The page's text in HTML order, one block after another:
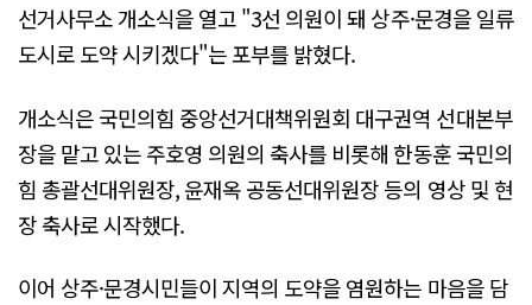
선거사무소 개소식을 열고 "3선 의원이 돼 상주·문경을 일류
도시로 도약 시키겠다"는 포부를 밝혔다.
개소식은 국민의힘 중앙선거대책위원회 대구권역 선대본부
장을 맡고 있는 주호영 의원의 축사를 비롯해 한동훈 국민의
힘 총괄선대위원장, 윤재옥 공동선대위원장 등의 영상 및 현
장 축사로 시작했다.
이어 상주·문경시민들이 지역의 도약을 염원하는 마음을 담